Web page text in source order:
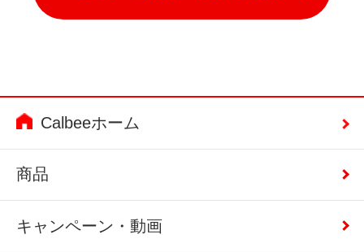
Calbeeホーム
商品
キャンペーン・動画